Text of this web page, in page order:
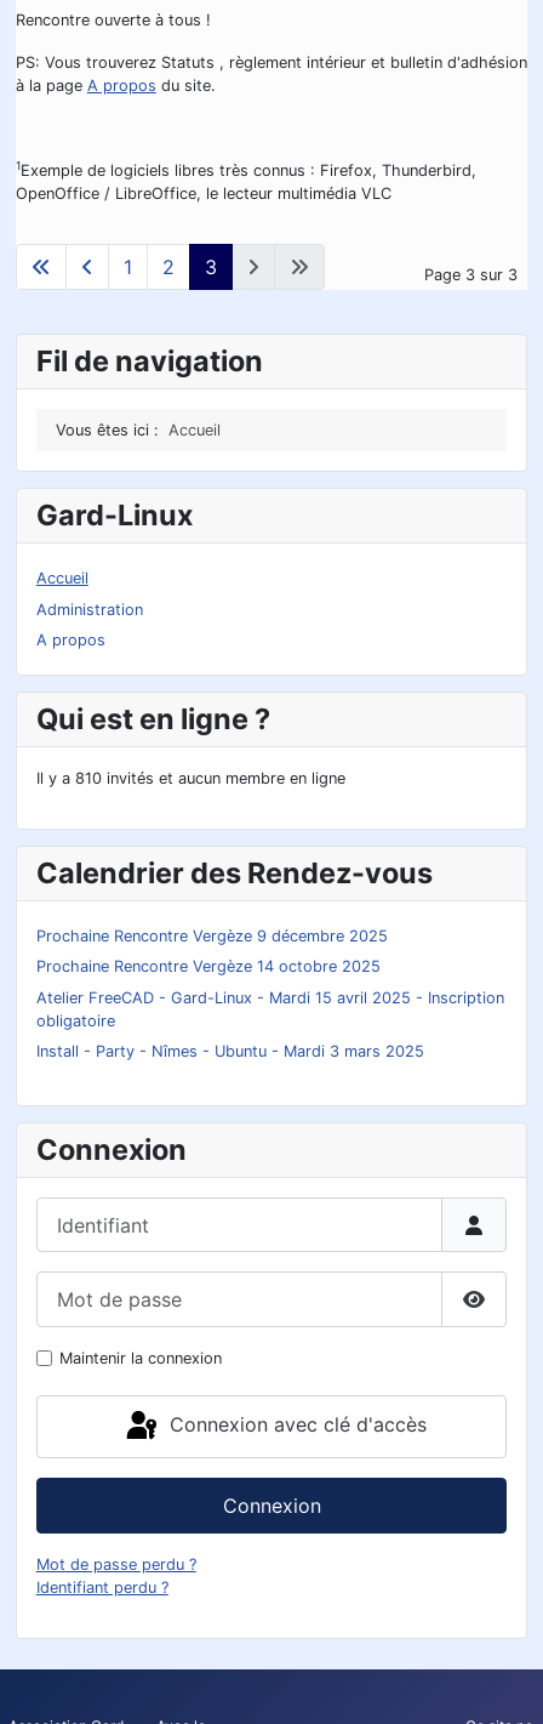
Rencontre ouverte à tous !
PS: Vous trouverez Statuts , règlement intérieur et bulletin d'adhésion
à la page A propos du site.
1Exemple de logiciels libres très connus : Firefox, Thunderbird,
OpenOffice / LibreOffice, le lecteur multimédia VLC
Page 3 sur 3
1 2 3
Fil de navigation
Vous êtes ici : Accueil
Gard-Linux
Accueil
Administration
A propos
Qui est en ligne ?
Il y a 810 invités et aucun membre en ligne
Calendrier des Rendez-vous
Prochaine Rencontre Vergèze 9 décembre 2025
Prochaine Rencontre Vergèze 14 octobre 2025
Atelier FreeCAD - Gard-Linux - Mardi 15 avril 2025 - Inscription
obligatoire
Install - Party - Nîmes - Ubuntu - Mardi 3 mars 2025
Connexion
Maintenir la connexion
Connexion avec clé d'accès
Connexion
Mot de passe perdu ?
Identifiant perdu ?